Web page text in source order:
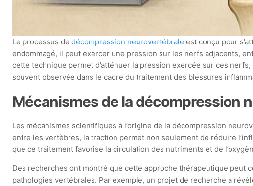
Le processus dedécompression neurovertébrale est conçu pour
endommagé, il peut exercer une pression sur les nerfs adjacents,
cette technique permet d’atténuer la pression exercée sur ces
souvent observée dans le cadre du traitement des blessures
Mécanismes de la décompression
Les mécanismes scientifiques à l’origine de la décompression
entre les vertèbres, la traction permet non seulement de réduire
que ce traitement favorise la circulation des nutriments et de
Des recherches ont montré que cette approche thérapeutique peut
pathologies vertébrales. Par exemple, un projet de recherche a